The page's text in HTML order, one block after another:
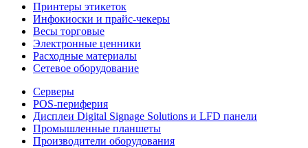
Принтеры этикеток
Инфокиоски и прайс-чекеры
Весы торговые
Электронные ценники
Расходные материалы
Сетевое оборудование
Серверы
POS-периферия
Дисплеи Digital Signage Solutions и LFD панели
Промышленные планшеты
Производители оборудования